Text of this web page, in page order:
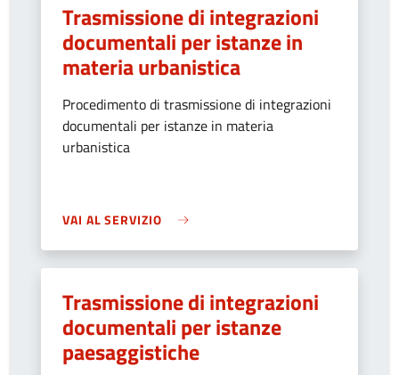
Trasmissione di integrazioni
documentali per istanze in
materia urbanistica
Procedimento di trasmissione di integrazioni
documentali per istanze in materia
urbanistica
VAI AL SERVIZIO
Trasmissione di integrazioni
documentali per istanze
paesaggistiche